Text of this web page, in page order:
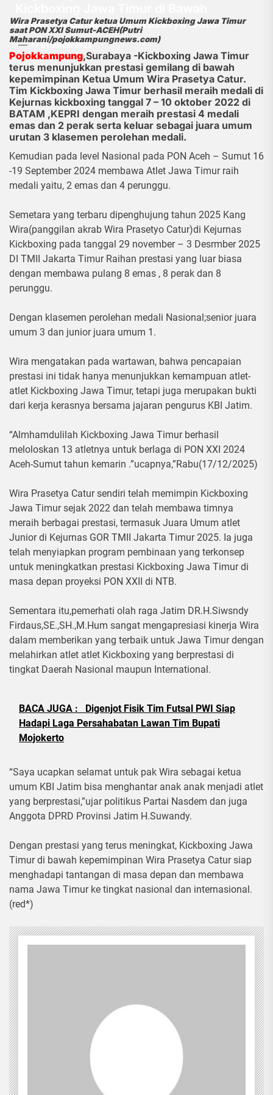
Kepemimpinan Wira Prasetya Catur
17 Desember 2025
Wira Prasetya Catur ketua Umum Kickboxing Jawa Timur
saat PON XXI Sumut-ACEH(Putri
Maharani/pojokkampungnews.com)
Pojokkampung,Surabaya -Kickboxing Jawa Timur
terus menunjukkan prestasi gemilang di bawah
kepemimpinan Ketua Umum Wira Prasetya Catur.
Tim Kickboxing Jawa Timur berhasil meraih medali di
Kejurnas kickboxing tanggal 7 – 10 oktober 2022 di
BATAM ,KEPRI dengan meraih prestasi 4 medali
emas dan 2 perak serta keluar sebagai juara umum
urutan 3 klasemen perolehan medali.
Kemudian pada level Nasional pada PON Aceh – Sumut 16
-19 September 2024 membawa Atlet Jawa Timur raih
medali yaitu, 2 emas dan 4 perunggu.
Semetara yang terbaru dipenghujung tahun 2025 Kang
Wira(panggilan akrab Wira Prasetyo Catur)di Kejurnas
Kickboxing pada tanggal 29 november – 3 Desrmber 2025
DI TMII Jakarta Timur Raihan prestasi yang luar biasa
dengan membawa pulang 8 emas , 8 perak dan 8
perunggu.
Dengan klasemen perolehan medali Nasional;senior juara
umum 3 dan junior juara umum 1.
Wira mengatakan pada wartawan, bahwa pencapaian
prestasi ini tidak hanya menunjukkan kemampuan atlet-
atlet Kickboxing Jawa Timur, tetapi juga merupakan bukti
dari kerja kerasnya bersama jajaran pengurus KBI Jatim.
“Almhamdulilah Kickboxing Jawa Timur berhasil
meloloskan 13 atletnya untuk berlaga di PON XXI 2024
Aceh-Sumut tahun kemarin .”ucapnya,”Rabu(17/12/2025)
Wira Prasetya Catur sendiri telah memimpin Kickboxing
Jawa Timur sejak 2022 dan telah membawa timnya
meraih berbagai prestasi, termasuk Juara Umum atlet
Junior di Kejurnas GOR TMII Jakarta Timur 2025. Ia juga
telah menyiapkan program pembinaan yang terkonsep
untuk meningkatkan prestasi Kickboxing Jawa Timur di
masa depan proyeksi PON XXII di NTB.
Sementara itu,pemerhati olah raga Jatim DR.H.Siwsndy
Firdaus,SE.,SH.,M.Hum sangat mengapresiasi kinerja Wira
dalam memberikan yang terbaik untuk Jawa Timur dengan
melahirkan atlet atlet Kickboxing yang berprestasi di
tingkat Daerah Nasional maupun International.
BACA JUGA :
Digenjot Fisik Tim Futsal PWI Siap
Hadapi Laga Persahabatan Lawan Tim Bupati
Mojokerto
“Saya ucapkan selamat untuk pak Wira sebagai ketua
umum KBI Jatim bisa menghantar anak anak menjadi atlet
yang berprestasi,”ujar politikus Partai Nasdem dan juga
Anggota DPRD Provinsi Jatim H.Suwandy.
Dengan prestasi yang terus meningkat, Kickboxing Jawa
Timur di bawah kepemimpinan Wira Prasetya Catur siap
menghadapi tantangan di masa depan dan membawa
nama Jawa Timur ke tingkat nasional dan internasional.
(red*)